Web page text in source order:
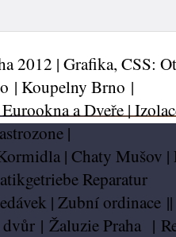
2012 | Grafika, CSS:
| Koupelny Brno |
Eurookna a Dveře|
|
| Chaty Mušov |
Reparatur
| Zubní ordinace ||
dvůr | Žaluzie Praha |